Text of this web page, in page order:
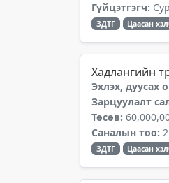
Гүйцэтгэгч:
ЗДТГ Цаасан
Хадлангийн
Эхлэх, дуусах
Зарцуулалт
Төсөв:
Саналын тоо:
ЗДТГ Цаасан